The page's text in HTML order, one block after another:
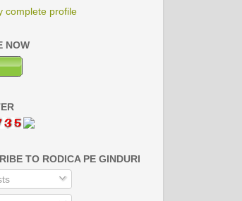
complete profile
NOW
TO RODICA PE GINDURI